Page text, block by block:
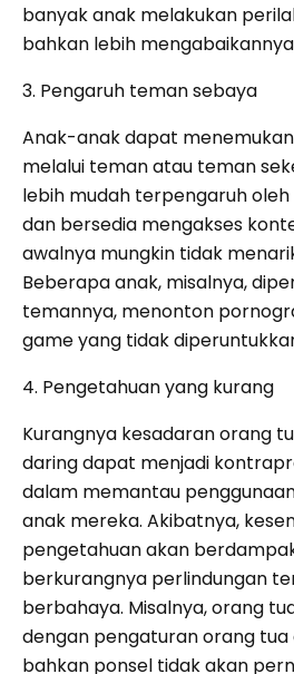
banyak anak melakukan
bahkan lebih
3. Pengaruh teman sebaya
Anak-anak dapat
melalui teman atau teman
lebih mudah terpengaruh
dan bersedia mengakses
awalnya mungkin tidak
Beberapa anak, misalnya,
temannya, menonton
game yang tidak
4. Pengetahuan yang kurang
Kurangnya kesadaran orang
daring dapat menjadi
dalam memantau
anak mereka. Akibatnya,
pengetahuan akan
berkurangnya perlindungan
berbahaya. Misalnya, orang
dengan pengaturan orang
bahkan ponsel tidak akan